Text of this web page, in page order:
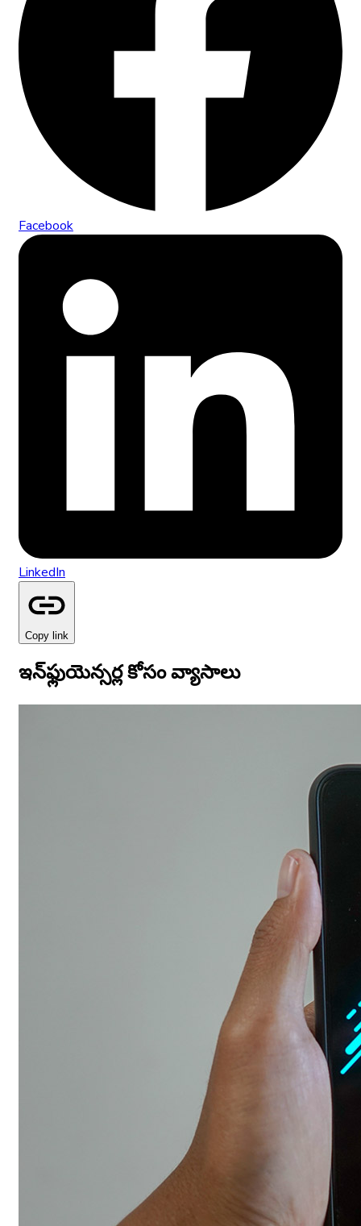
Facebook
LinkedIn
Copy link
ఇన్‌ఫ్లుయెన్సర్ల కోసం వ్యాసాలు